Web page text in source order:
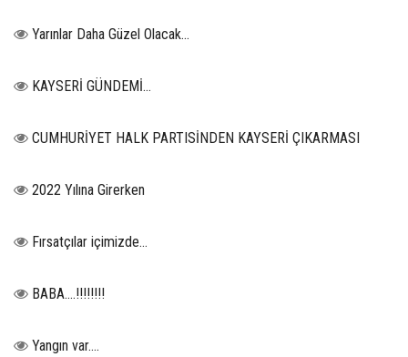
Yarınlar Daha Güzel Olacak...
KAYSERİ GÜNDEMİ…
CUMHURİYET HALK PARTISİNDEN KAYSERİ ÇIKARMASI
2022 Yılına Girerken
Fırsatçılar içimizde…
BABA....!!!!!!!!
Yangın var….